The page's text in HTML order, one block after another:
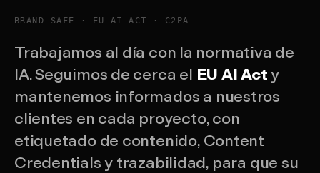
BRAND-SAFE · EU AI ACT · C2PA
Trabajamos al día con la normativa de
IA. Seguimos de cerca el EU AI Acty
mantenemos informados a nuestros
clientes en cada proyecto, con
etiquetado de contenido, Content
Credentials y trazabilidad, para que su